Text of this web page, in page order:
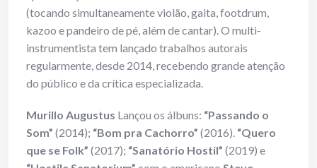
(tocando simultaneamente violão, gaita, footdrum,
kazoo e pandeiro de pé, além de cantar). O multi-
instrumentista tem lançado trabalhos autorais
regularmente, desde 2014, recebendo grande atenção
do público e da crítica especializada.
Murillo Augustus Lançou os álbuns: “Passando o
Som” (2014); “Bom pra Cachorro” (2016). “Quero
que se Folk” (2017); “Sanatório Hostil” (2019) e